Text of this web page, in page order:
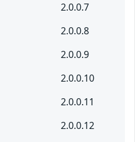
2.0.0.7
2.0.0.8
2.0.0.9
2.0.0.10
2.0.0.11
2.0.0.12